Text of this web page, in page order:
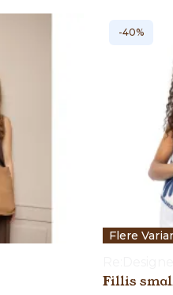
-40%
Flere
Fillis